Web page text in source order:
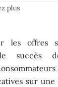
plus
les offres
succès
sur une